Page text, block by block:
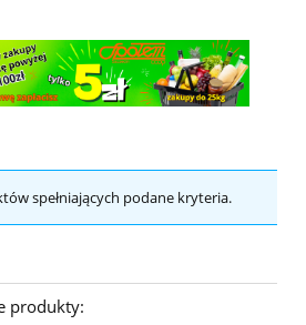
spełniających podane kryteria.
produkty: